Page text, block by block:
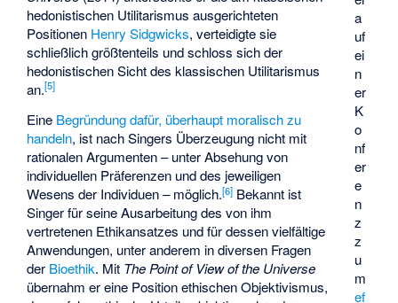
a
uf
ei
n
er
K
o
nf
er
e
n
z
z
u
m
ef
hedonistischen Utilitarismus ausgerichteten
Positionen Henry Sidgwicks, verteidigte sie
schließlich größtenteils und schloss sich der
hedonistischen Sicht des klassischen Utilitarismus
an.[5]
Eine Begründung dafür, überhaupt moralisch zu
handeln, ist nach Singers Überzeugung nicht mit
rationalen Argumenten – unter Absehung von
individuellen Präferenzen und des jeweiligen
Wesens der Individuen – möglich.[6] Bekannt ist
Singer für seine Ausarbeitung des von ihm
vertretenen Ethikansatzes und für dessen vielfältige
Anwendungen, unter anderem in diversen Fragen
der Bioethik. Mit The Point of View of the Universe
übernahm er eine Position ethischen Objektivismus,